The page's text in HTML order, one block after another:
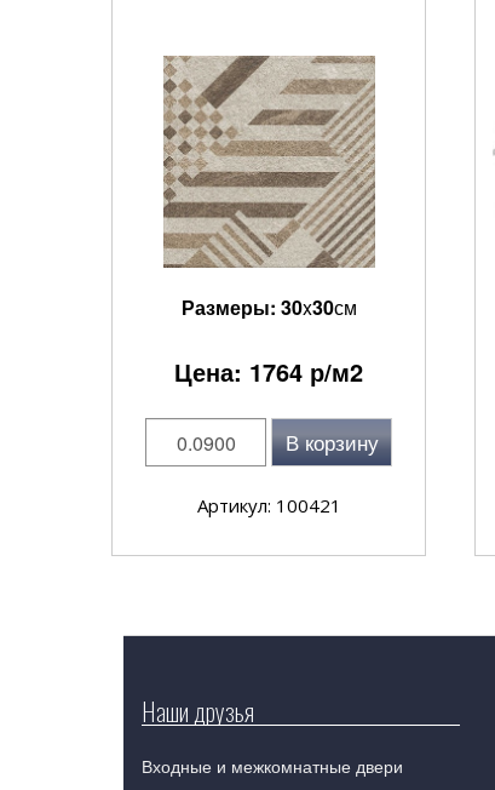
Размеры: 30x30см
Цена: 1764 р/м2
В корзину
Артикул: 100421
Наши друзья
Входные и межкомнатные двери